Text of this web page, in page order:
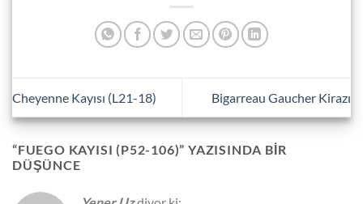
Cheyenne Kayısı (L21-18) Bigarreau Gaucher Kirazı
“FUEGO KAYISI (P52-106)” YAZISINDA BIR
DÜŞÜNCE